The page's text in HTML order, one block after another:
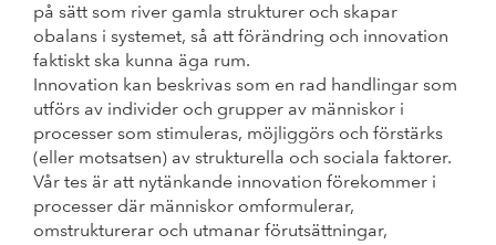
på sätt som river gamla strukturer och skapar
obalans i systemet, så att förändring och innovation
faktiskt ska kunna äga rum.
Innovation kan beskrivas som en rad handlingar som
utförs av individer och grupper av människor i
processer som stimuleras, möjliggörs och förstärks
(eller motsatsen) av strukturella och sociala faktorer.
Vår tes är att nytänkande innovation förekommer i
processer där människor omformulerar,
omstrukturerar och utmanar förutsättningar,